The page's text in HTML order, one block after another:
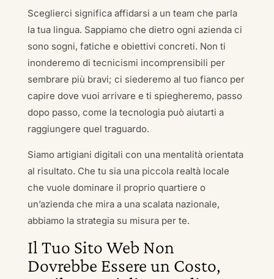
Sceglierci significa affidarsi a un team che parla
la tua lingua. Sappiamo che dietro ogni azienda ci
sono sogni, fatiche e obiettivi concreti. Non ti
inonderemo di tecnicismi incomprensibili per
sembrare più bravi; ci siederemo al tuo fianco per
capire dove vuoi arrivare e ti spiegheremo, passo
dopo passo, come la tecnologia può aiutarti a
raggiungere quel traguardo.
Siamo artigiani digitali con una mentalità orientata
al risultato. Che tu sia una piccola realtà locale
che vuole dominare il proprio quartiere o
un’azienda che mira a una scalata nazionale,
abbiamo la strategia su misura per te.
Il Tuo Sito Web Non
Dovrebbe Essere un Costo,